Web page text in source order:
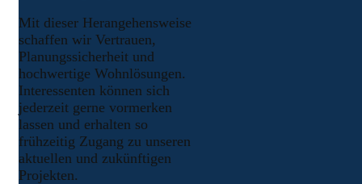
Mit dieser Herangehensweise
schaffen wir Vertrauen,
Planungssicherheit und
hochwertige Wohnlösungen.
Interessenten können sich
jederzeit gerne vormerken
lassen und erhalten so
frühzeitig Zugang zu unseren
aktuellen und zukünftigen
Projekten.